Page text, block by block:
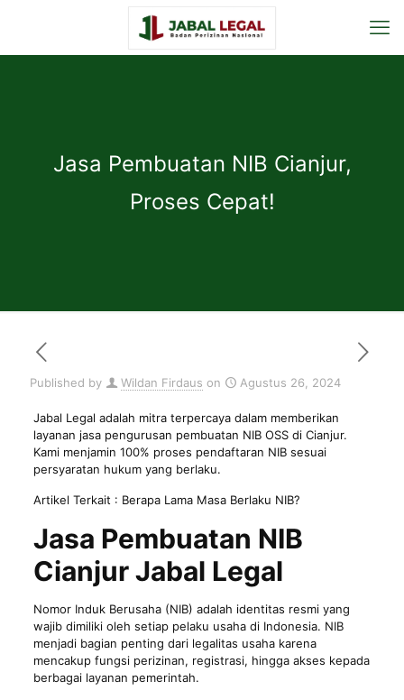
Jasa Pembuatan NIB Cianjur,
Proses Cepat!
Published by Wildan Firdaus on Agustus 26, 2024
Jabal Legal adalah mitra terpercaya dalam memberikan
layanan jasa pengurusan pembuatan NIB OSS di Cianjur.
Kami menjamin 100% proses pendaftaran NIB sesuai
persyaratan hukum yang berlaku.
Artikel Terkait : Berapa Lama Masa Berlaku NIB?
Jasa Pembuatan NIB
Cianjur Jabal Legal
Nomor Induk Berusaha (NIB) adalah identitas resmi yang
wajib dimiliki oleh setiap pelaku usaha di Indonesia. NIB
menjadi bagian penting dari legalitas usahakarena
mencakup fungsi perizinan, registrasi, hingga akses kepada
berbagai layanan pemerintah.